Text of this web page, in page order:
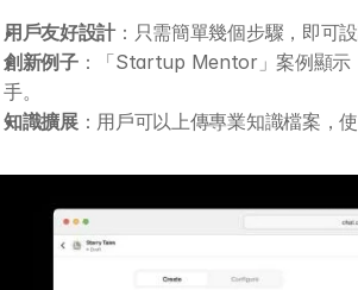
用戶友好設計：只需簡單幾個步驟，即可
創新例子：「Startup Mentor」案例顯示
手。
知識擴展：用戶可以上傳專業知識檔案，